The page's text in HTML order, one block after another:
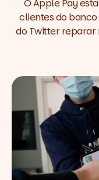
O Apple Pay
clientes do
do Twitter reparar